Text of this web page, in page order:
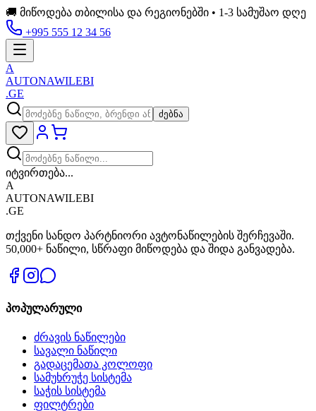
🚚 მიწოდება თბილისა და რეგიონებში • 1-3 სამუშაო დღე
+995 555 12 34 56
A
AUTONAWILEBI
.GE
ძებნა
იტვირთება...
A
AUTONAWILEBI
.GE
თქვენი სანდო პარტნიორი ავტონაწილების შერჩევაში.
50,000+ ნაწილი, სწრაფი მიწოდება და შიდა განვადება.
პოპულარული
ძრავის ნაწილები
სავალი ნაწილი
გადაცემათა კოლოფი
სამუხრუჭე სისტემა
საჭის სისტემა
ფილტრები